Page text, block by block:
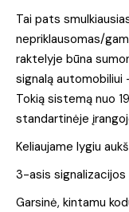
Tai pats
nepriklausomas/
raktelyje būna
signalą automobiliui
Tokią sistemą nuo
standartinėje
Keliaujame lygiu
3-asis signalizacijos
Garsinė, kintamu